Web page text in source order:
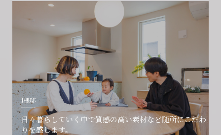
I様邸
日々暮らしていく中で質感の高い素材など随所にこだわ
りを感じます。